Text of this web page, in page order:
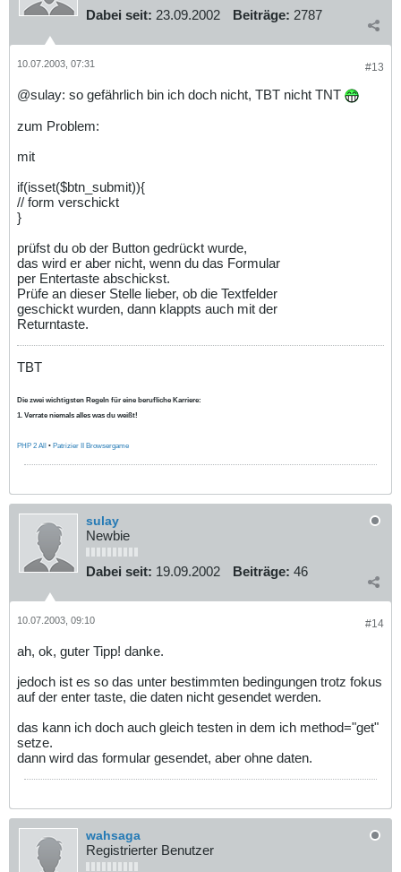
Dabei seit: 23.09.2002 Beiträge: 2787
#13
10.07.2003, 07:31
@sulay: so gefährlich bin ich doch nicht, TBT nicht TNT
zum Problem:
mit
if(isset($btn_submit)){
// form verschickt
}
prüfst du ob der Button gedrückt wurde,
das wird er aber nicht, wenn du das Formular
per Entertaste abschickst.
Prüfe an dieser Stelle lieber, ob die Textfelder
geschickt wurden, dann klappts auch mit der
Returntaste.
TBT
Die zwei wichtigsten Regeln für eine berufliche Karriere:
1. Verrate niemals alles was du weißt!
PHP 2 All • Patrizier II Browsergame
sulay
Newbie
Dabei seit: 19.09.2002 Beiträge: 46
#14
10.07.2003, 09:10
ah, ok, guter Tipp! danke.
jedoch ist es so das unter bestimmten bedingungen trotz fokus
auf der enter taste, die daten nicht gesendet werden.
das kann ich doch auch gleich testen in dem ich method="get"
setze.
dann wird das formular gesendet, aber ohne daten.
wahsaga
Registrierter Benutzer